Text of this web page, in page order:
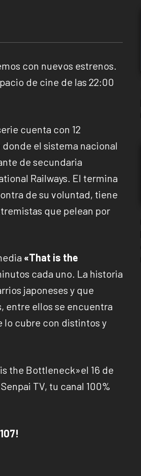
con nuevos estrenos.
de cine de las 22:00
cuenta con 12
el sistema nacional
de secundaria
Railways. El termina
de su voluntad, tiene
que pelean por
«That is the
cada uno. La historia
japoneses y que
entre ellos se encuentra
lo cubre con distintos y
the Bottleneck»el 16 de
TV, tu canal 100%